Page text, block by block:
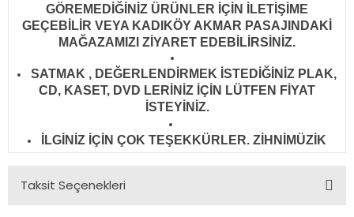
GÖREMEDİĞİNİZ ÜRÜNLER İÇİN İLETİŞİME
GEÇEBİLİR VEYA KADIKÖY AKMAR PASAJINDAKİ
MAĞAZAMIZI ZİYARET EDEBİLİRSİNİZ.
SATMAK , DEĞERLENDİRMEK İSTEDİĞİNİZ PLAK,
CD, KASET, DVD LERİNİZ İÇİN LÜTFEN FİYAT
İSTEYİNİZ.
İLGİNİZ İÇİN ÇOK TEŞEKKÜRLER. ZİHNİMÜZİK
Taksit Seçenekleri